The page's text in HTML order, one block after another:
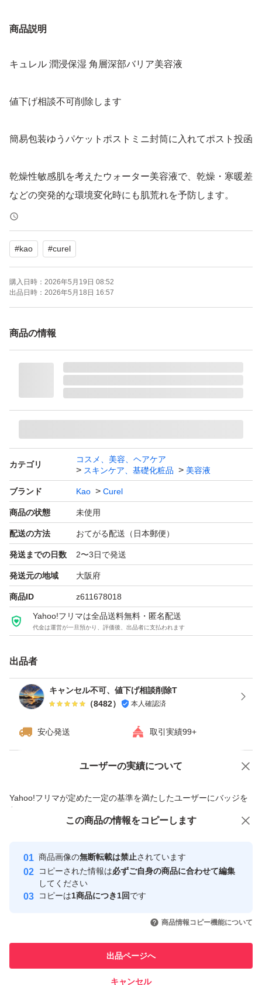
商品説明
キュレル 潤浸保湿 角層深部バリア美容液
値下げ相談不可削除します
簡易包装ゆうパケットポストミニ封筒に入れてポスト投函
乾燥性敏感肌を考えたウォーター美容液で、乾燥・寒暖差
などの突発的な環境変化時にも肌荒れを予防します。
「セラミド」の働きを補い、透明感あふれる潤い素肌へ導
きます。
医薬部外品です。
#kao #curel
購入日時： 2026年5月19日 08:52
出品日時： 2026年5月18日 16:57
商品の情報
カテゴリ
コスメ、美容、ヘアケア
スキンケア、基礎化粧品
美容液
ブランド Kao Curel
商品の状態 未使用
配送の方法 おてがる配送（日本郵便）
発送までの日数 2〜3日で発送
発送元の地域 大阪府
商品ID z611678018
Yahoo!フリマは全品送料無料・匿名配送
代金は運営が一旦預かり、評価後、出品者に支払われます
出品者
キャンセル不可、値下げ相談削除T
（8482） 本人確認済
安心発送 取引実績99+
ユーザーの実績について
Yahoo!フリマが定めた一定の基準を満たしたユーザーにバッジを
付与しています
安心取引出品者
心・安全なユーザーです
取引実績
引を完了させた実績があります
での取引実績があります
価格の相談 商品への質問
この商品の情報をコピーします
商品画像の無断転載は禁止されています
コピーされた情報は必ずご自身の商品に合わせて編集
してください
コピーは1商品につき1回です
商品情報コピー機能について
出品ページへ
キャンセル
この商品をみている人にオススメ